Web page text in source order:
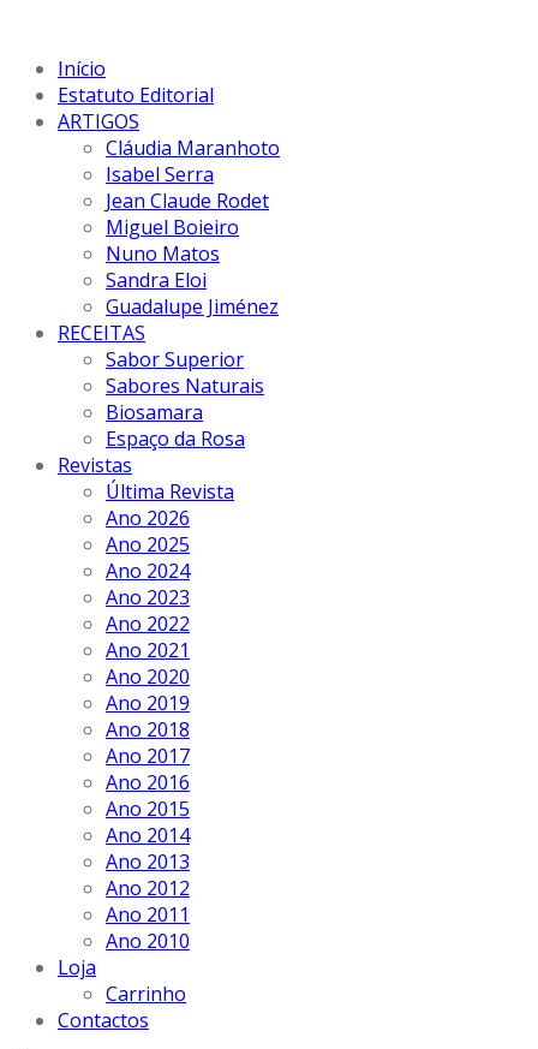
Início
Estatuto Editorial
ARTIGOS
Cláudia Maranhoto
Isabel Serra
Jean Claude Rodet
Miguel Boieiro
Nuno Matos
Sandra Eloi
Guadalupe Jiménez
RECEITAS
Sabor Superior
Sabores Naturais
Biosamara
Espaço da Rosa
Revistas
Última Revista
Ano 2026
Ano 2025
Ano 2024
Ano 2023
Ano 2022
Ano 2021
Ano 2020
Ano 2019
Ano 2018
Ano 2017
Ano 2016
Ano 2015
Ano 2014
Ano 2013
Ano 2012
Ano 2011
Ano 2010
Loja
Carrinho
Contactos